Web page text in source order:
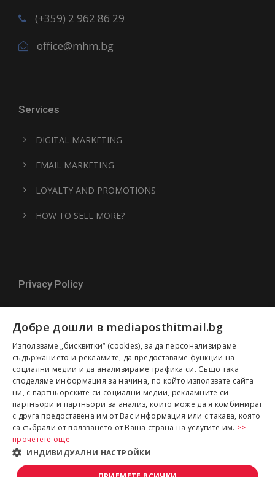
(+359) 2 962 86 29
office@mhm.bg
Services
DIGITAL MARKETING
EMAIL MARKETING
LOYALTY AND PROMOTIONS
HOW TO SELL MORE?
Privacy Policy
and processing?
Cookies policy
Copyright 2022 Mediapost Hit Mail Bulgaria
LTD | All rights reserved
Добре дошли в mediaposthitmail.bg
Използваме „бисквитки“ (cookies), за да персонализираме
съдържанието и рекламите, да предоставяме функции на
социални медии и да анализираме трафика си. Също така
споделяме информация за начина, по който използвате сайта
ни, с партньорските си социални медии, рекламните си
партньори и партньори за анализ, които може да я комбинират
с друга предоставена им от Вас информация или с такава, която
са събрали от ползването от Ваша страна на услугите им. >>
прочетете още
ИНДИВИДУАЛНИ НАСТРОЙКИ